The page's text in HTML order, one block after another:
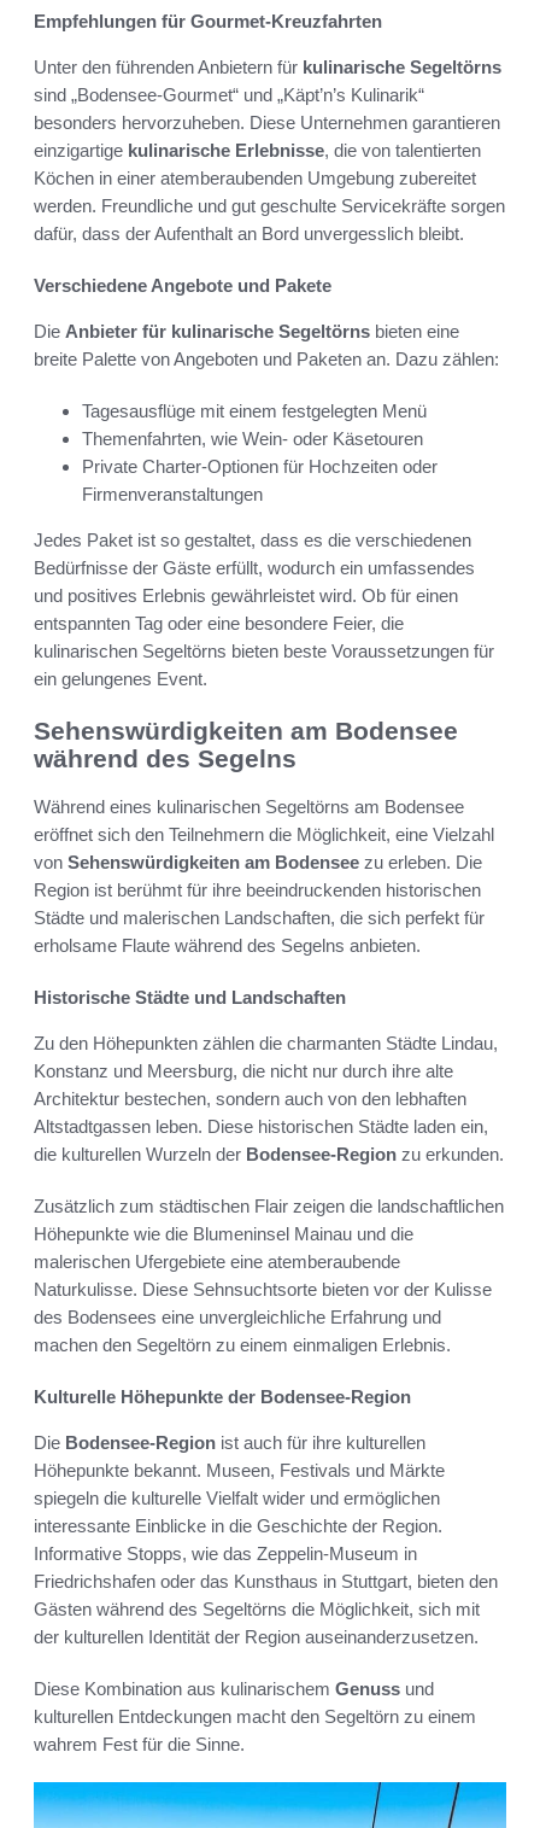
Empfehlungen für Gourmet-Kreuzfahrten
Unter den führenden Anbietern für kulinarische Segeltörns
sind „Bodensee-Gourmet“ und „Käpt’n’s Kulinarik“
besonders hervorzuheben. Diese Unternehmen garantieren
einzigartige kulinarische Erlebnisse, die von talentierten
Köchen in einer atemberaubenden Umgebung zubereitet
werden. Freundliche und gut geschulte Servicekräfte sorgen
dafür, dass der Aufenthalt an Bord unvergesslich bleibt.
Verschiedene Angebote und Pakete
Die Anbieter für kulinarische Segeltörns bieten eine
breite Palette von Angeboten und Paketen an. Dazu zählen:
Tagesausflüge mit einem festgelegten Menü
Themenfahrten, wie Wein- oder Käsetouren
Private Charter-Optionen für Hochzeiten oder
Firmenveranstaltungen
Jedes Paket ist so gestaltet, dass es die verschiedenen
Bedürfnisse der Gäste erfüllt, wodurch ein umfassendes
und positives Erlebnis gewährleistet wird. Ob für einen
entspannten Tag oder eine besondere Feier, die
kulinarischen Segeltörns bieten beste Voraussetzungen für
ein gelungenes Event.
Sehenswürdigkeiten am Bodensee
während des Segelns
Während eines kulinarischen Segeltörns am Bodensee
eröffnet sich den Teilnehmern die Möglichkeit, eine Vielzahl
von Sehenswürdigkeiten am Bodensee zu erleben. Die
Region ist berühmt für ihre beeindruckenden historischen
Städte und malerischen Landschaften, die sich perfekt für
erholsame Flaute während des Segelns anbieten.
Historische Städte und Landschaften
Zu den Höhepunkten zählen die charmanten Städte Lindau,
Konstanz und Meersburg, die nicht nur durch ihre alte
Architektur bestechen, sondern auch von den lebhaften
Altstadtgassen leben. Diese historischen Städte laden ein,
die kulturellen Wurzeln der Bodensee-Region zu erkunden.
Zusätzlich zum städtischen Flair zeigen die landschaftlichen
Höhepunkte wie die Blumeninsel Mainau und die
malerischen Ufergebiete eine atemberaubende
Naturkulisse. Diese Sehnsuchtsorte bieten vor der Kulisse
des Bodensees eine unvergleichliche Erfahrung und
machen den Segeltörn zu einem einmaligen Erlebnis.
Kulturelle Höhepunkte der Bodensee-Region
Die Bodensee-Region ist auch für ihre kulturellen
Höhepunkte bekannt. Museen, Festivals und Märkte
spiegeln die kulturelle Vielfalt wider und ermöglichen
interessante Einblicke in die Geschichte der Region.
Informative Stopps, wie das Zeppelin-Museum in
Friedrichshafen oder das Kunsthaus in Stuttgart, bieten den
Gästen während des Segeltörns die Möglichkeit, sich mit
der kulturellen Identität der Region auseinanderzusetzen.
Diese Kombination aus kulinarischem Genuss und
kulturellen Entdeckungen macht den Segeltörn zu einem
wahrem Fest für die Sinne.